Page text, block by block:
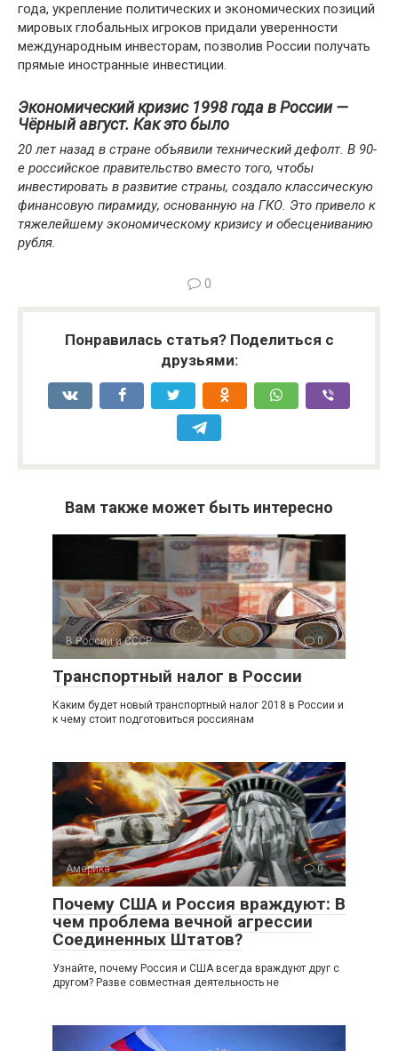
года, укрепление политических и экономических позиций
мировых глобальных игроков придали уверенности
международным инвесторам, позволив России получать
прямые иностранные инвестиции.
Экономический кризис 1998 года в России —
Чёрный август. Как это было
20 лет назад в стране объявили технический дефолт. В 90-
е российское правительство вместо того, чтобы
инвестировать в развитие страны, создало классическую
финансовую пирамиду, основанную на ГКО. Это привело к
тяжелейшему экономическому кризису и обесцениванию
рубля.
0
Понравилась статья? Поделиться с
друзьями:
Вам также может быть интересно
В России и СССР 0
Транспортный налог в России
Каким будет новый транспортный налог 2018 в России и
к чему стоит подготовиться россиянам
Америка 0
Почему США и Россия враждуют: В
чем проблема вечной агрессии
Соединенных Штатов?
Узнайте, почему Россия и США всегда враждуют друг с
другом? Разве совместная деятельность не